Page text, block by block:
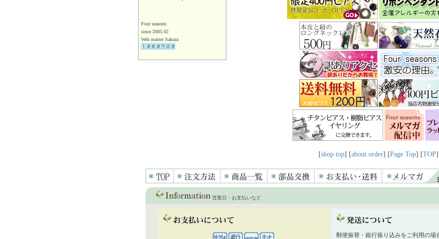
Four seasons
since 2005.02
Web master Sakura
[shop top] [about order] [Page Top] [TOP]
営業日・お支払いなど
郵便振替・銀行振り込みをご利用の場